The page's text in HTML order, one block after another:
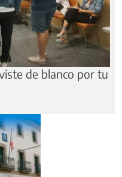
de blanco por tu